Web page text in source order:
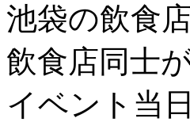
池袋の飲食
飲食店同士
イベント当